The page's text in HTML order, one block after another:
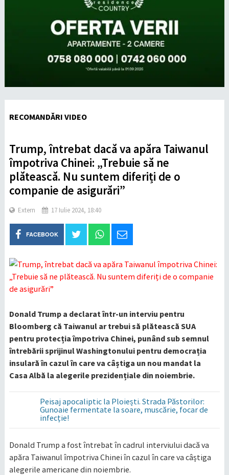
RECOMANDĂRI VIDEO
Trump, întrebat dacă va apăra Taiwanul
împotriva Chinei: „Trebuie să ne
plătească. Nu suntem diferiți de o
companie de asigurări”
Extern 17 Iulie 2024, 18:40
FACEBOOK
Donald Trump a declarat într-un interviu pentru
Bloomberg că Taiwanul ar trebui să plătească SUA
pentru protecția împotriva Chinei, punând sub semnul
întrebării sprijinul Washingtonului pentru democrația
insulară în cazul în care va câștiga un nou mandat la
Casa Albă la alegerile prezidențiale din noiembrie.
Peisaj apocaliptic la Ploiești. Strada Păstorilor:
Gunoaie fermentate la soare, muscărie, focar de
infecție!
Donald Trump a fost întrebat în cadrul interviului dacă va
apăra Taiwanul împotriva Chinei în cazul în care va câștiga
alegerile americane din noiembrie.